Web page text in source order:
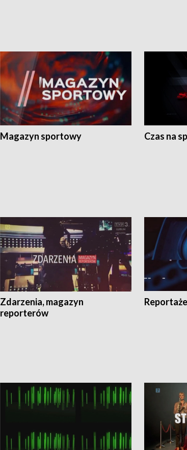
Magazyn sportowy Czas na
Zdarzenia, magazyn
reporterów